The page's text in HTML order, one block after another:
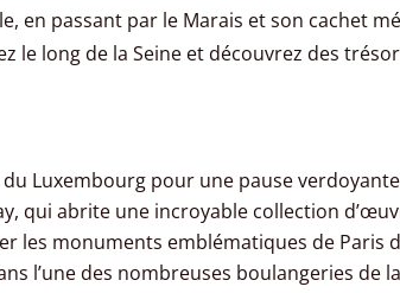
en passant par le Marais et son cachet
le long de la Seine et découvrez des
Luxembourg pour une pause
qui abrite une incroyable collection
les monuments emblématiques de Paris
l’une des nombreuses boulangeries de